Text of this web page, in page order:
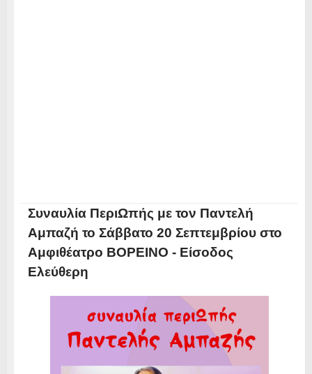
Συναυλία ΠεριΩπής με τον Παντελή
Αμπαζή το Σάββατο 20 Σεπτεμβρίου στο
Αμφιθέατρο ΒΟΡΕΙΝΟ - Είσοδος
Ελεύθερη